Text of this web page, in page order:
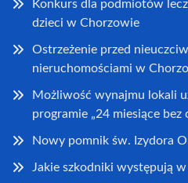
Konkurs dla podmiotów
dzieci w Chorzowie
Ostrzeżenie przed
nieruchomościami w
Możliwość wynajmu lokali
programie „24 miesiące bez
Nowy pomnik św. Izydora
Jakie szkodniki występują